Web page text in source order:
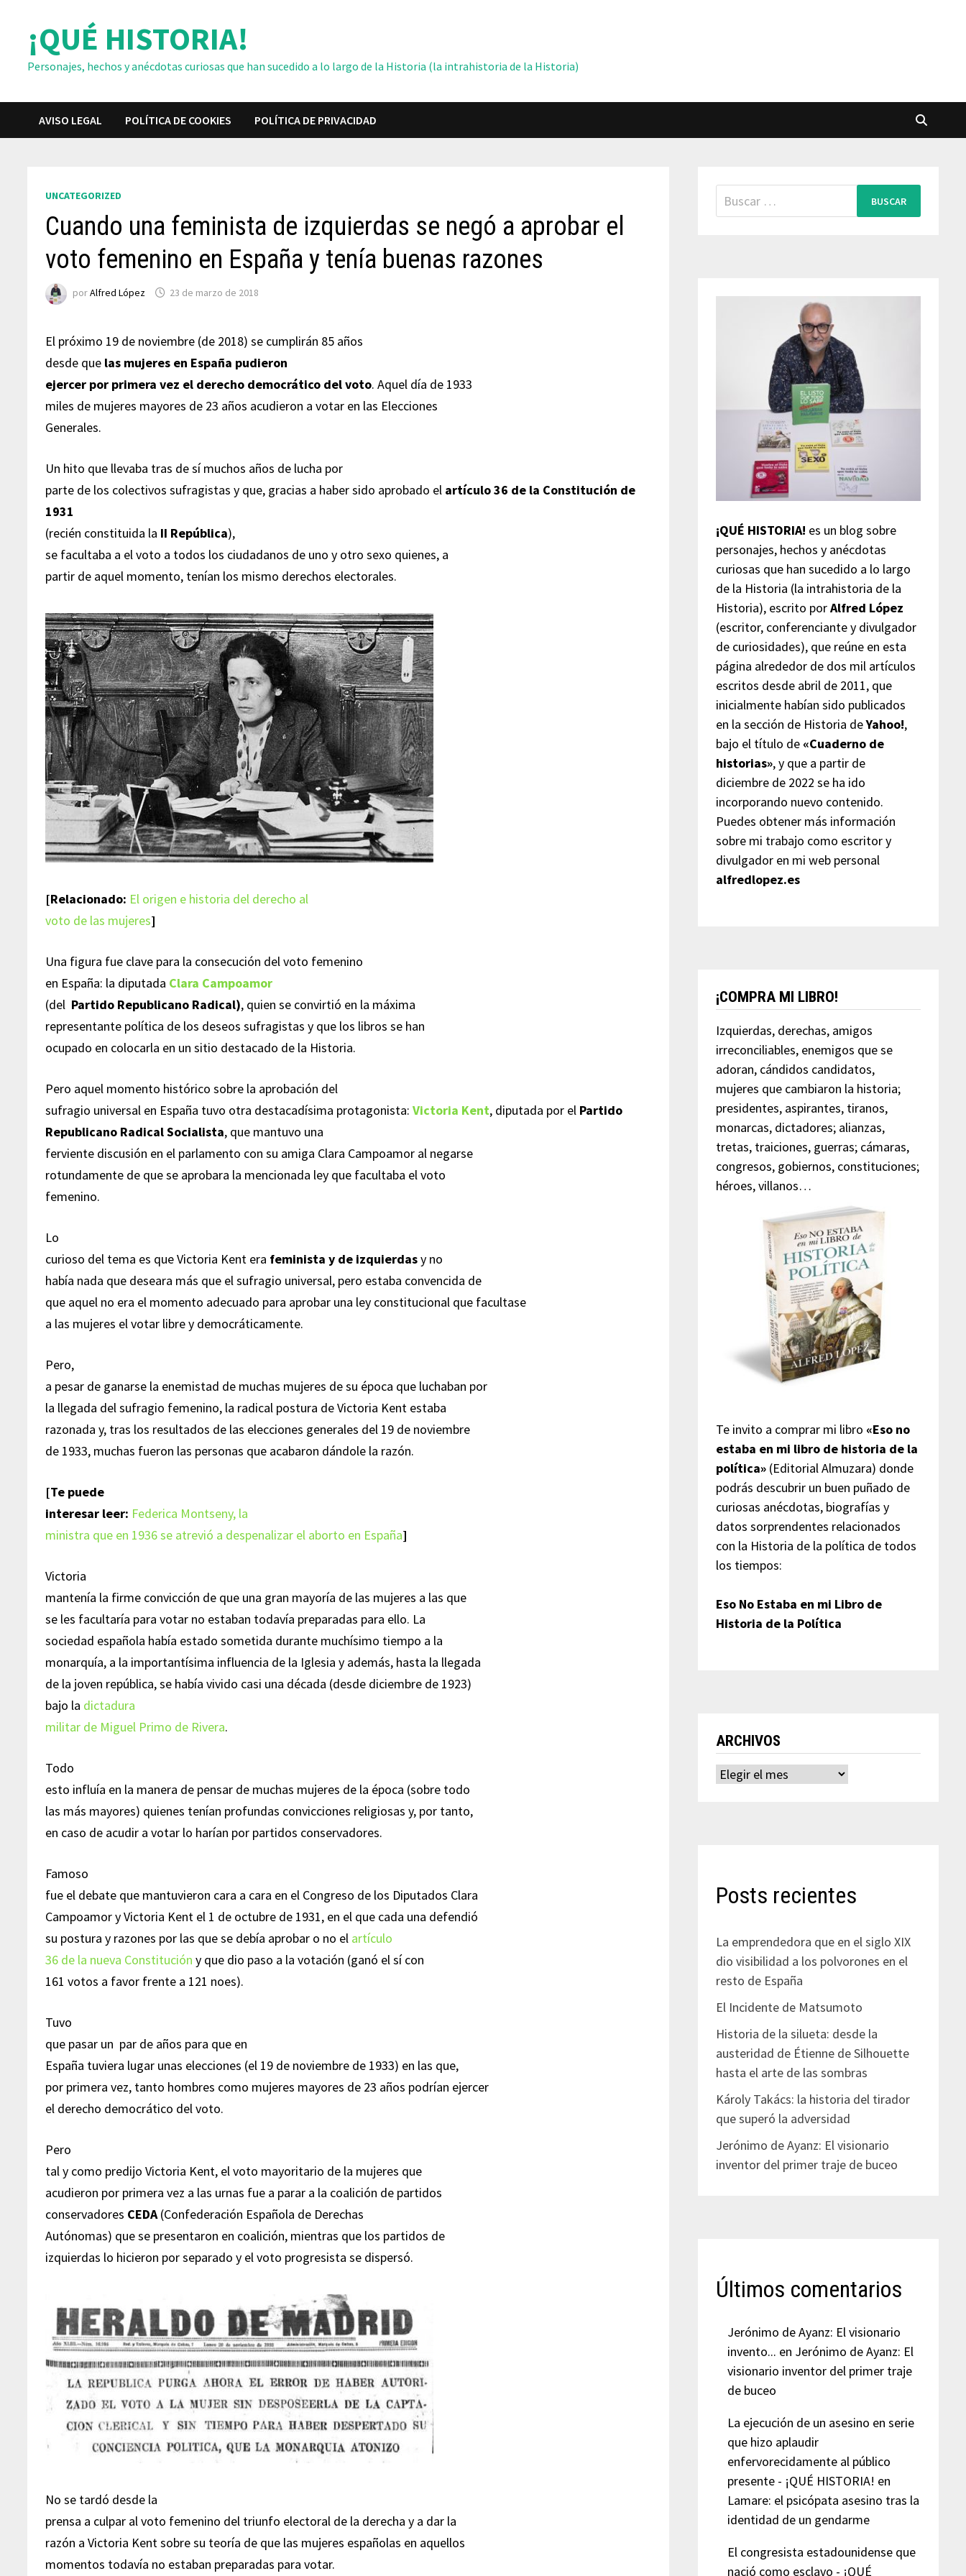
contenido¡QUÉ HISTORIA!
Personajes, hechos y anécdotas curiosas que han sucedido a lo largo de la Historia (la intrahistoria de la Historia)
AVISO LEGAL POLÍTICA DE COOKIES POLÍTICA DE PRIVACIDAD
UNCATEGORIZED
Cuando una feminista de izquierdas se negó a aprobar el
voto femenino en España y tenía buenas razones
porAlfred López 23 de marzo de 2018
El próximo 19 de noviembre (de 2018) se cumplirán 85 años
desde que las mujeres en España pudieron
ejercer por primera vez el derecho democrático del voto. Aquel día de 1933
miles de mujeres mayores de 23 años acudieron a votar en las Elecciones
Generales.
Un hito que llevaba tras de sí muchos años de lucha por
parte de los colectivos sufragistas y que, gracias a haber sido aprobado el artículo 36 de la Constitución de
1931
(recién constituida la II República),
se facultaba a el voto a todos los ciudadanos de uno y otro sexo quienes, a
partir de aquel momento, tenían los mismo derechos electorales.
[Relacionado: El origen e historia del derecho al
voto de las mujeres]
Una figura fue clave para la consecución del voto femenino
en España: la diputada Clara Campoamor
(del Partido Republicano Radical), quien se convirtió en la máxima
representante política de los deseos sufragistas y que los libros se han
ocupado en colocarla en un sitio destacado de la Historia.
Pero aquel momento histórico sobre la aprobación del
sufragio universal en España tuvo otra destacadísima protagonista:Victoria Kent, diputada por el Partido
Republicano Radical Socialista, que mantuvo una
ferviente discusión en el parlamento con su amiga Clara Campoamor al negarse
rotundamente de que se aprobara la mencionada ley que facultaba el voto
femenino.
Lo
curioso del tema es que Victoria Kent era feminista y de izquierdasy no
había nada que deseara más que el sufragio universal, pero estaba convencida de
que aquel no era el momento adecuado para aprobar una ley constitucional que facultase
a las mujeres el votar libre y democráticamente.
Pero,
a pesar de ganarse la enemistad de muchas mujeres de su época que luchaban por
la llegada del sufragio femenino, la radical postura de Victoria Kent estaba
razonada y, tras los resultados de las elecciones generales del 19 de noviembre
de 1933, muchas fueron las personas que acabaron dándole la razón.
[Te puede
interesar leer: Federica Montseny, la
ministra que en 1936 se atrevió a despenalizar el aborto en España]
Victoria
mantenía la firme convicción de que una gran mayoría de las mujeres a las que
se les facultaría para votar no estaban todavía preparadas para ello. La
sociedad española había estado sometida durante muchísimo tiempo a la
monarquía, a la importantísima influencia de la Iglesia y además, hasta la llegada
de la joven república, se había vivido casi una década (desde diciembre de 1923)
bajo la dictadura
militar de Miguel Primo de Rivera.
Todo
esto influía en la manera de pensar de muchas mujeres de la época (sobre todo
las más mayores) quienes tenían profundas convicciones religiosas y, por tanto,
en caso de acudir a votar lo harían por partidos conservadores.
Famoso
fue el debate que mantuvieron cara a cara en el Congreso de los Diputados Clara
Campoamor y Victoria Kent el 1 de octubre de 1931, en el que cada una defendió
su postura y razones por las que se debía aprobar o no el artículo
36 de la nueva Constitución y que dio paso a la votación (ganó el sí con
161 votos a favor frente a 121 noes).
Tuvo
que pasar un par de años para que en
España tuviera lugar unas elecciones (el 19 de noviembre de 1933) en las que,
por primera vez, tanto hombres como mujeres mayores de 23 años podrían ejercer
el derecho democrático del voto.
Pero
tal y como predijo Victoria Kent, el voto mayoritario de la mujeres que
acudieron por primera vez a las urnas fue a parar a la coalición de partidos
conservadores CEDA(Confederación Española de Derechas
Autónomas) que se presentaron en coalición, mientras que los partidos de
izquierdas lo hicieron por separado y el voto progresista se dispersó.
No se tardó desde la
prensa a culpar al voto femenino del triunfo electoral de la derecha y a dar la
razón a Victoria Kent sobre su teoría de que las mujeres españolas en aquellos
momentos todavía no estaban preparadas para votar.
Buscar:
¡QUÉ HISTORIA! es un blog sobre
personajes, hechos y anécdotas
curiosas que han sucedido a lo largo
de la Historia (la intrahistoria de la
Historia), escrito porAlfred López
(escritor, conferenciante y divulgador
de curiosidades), que reúne en esta
página alrededor de dos mil artículos
escritos desde abril de 2011, que
inicialmente habían sido publicados
en la sección de Historia deYahoo!,
bajo el título de «Cuaderno de
historias», y que a partir de
diciembre de 2022 se ha ido
incorporando nuevo contenido.
Puedes obtener más información
sobre mi trabajo como escritor y
divulgador en mi web personal
alfredlopez.es
¡COMPRA MI LIBRO!
Izquierdas, derechas, amigos
irreconciliables, enemigos que se
adoran, cándidos candidatos,
mujeres que cambiaron la historia;
presidentes, aspirantes, tiranos,
monarcas, dictadores; alianzas,
tretas, traiciones, guerras; cámaras,
congresos, gobiernos, constituciones;
héroes, villanos…
Te invito a comprar mi libro «Eso no
estaba en mi libro de historia de la
política»(Editorial Almuzara) donde
podrás descubrir un buen puñado de
curiosas anécdotas, biografías y
datos sorprendentes relacionados
con la Historia de la política de todos
los tiempos:
Eso No Estaba en mi Libro de
Historia de la Política
ARCHIVOS
Archivos
Posts recientes
La emprendedora que en el siglo XIX
dio visibilidad a los polvorones en el
resto de España
El Incidente de Matsumoto
Historia de la silueta: desde la
austeridad de Étienne de Silhouette
hasta el arte de las sombras
Károly Takács: la historia del tirador
que superó la adversidad
Jerónimo de Ayanz: El visionario
inventor del primer traje de buceo
Últimos comentarios
Jerónimo de Ayanz: El visionario
invento... en Jerónimo de Ayanz: El
visionario inventor del primer traje
de buceo
La ejecución de un asesino en serie
que hizo aplaudir
enfervorecidamente al público
presente - ¡QUÉ HISTORIA! en
Lamare: el psicópata asesino tras la
identidad de un gendarme
El congresista estadounidense que
nació como esclavo - ¡QUÉ